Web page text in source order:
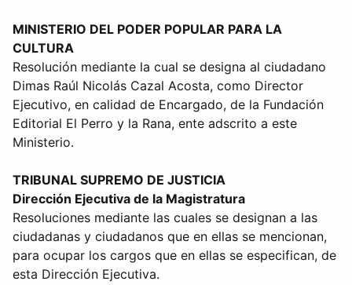
MINISTERIO DEL PODER POPULAR PARA LA
CULTURA
Resolución mediante la cual se designa al ciudadano
Dimas Raúl Nicolás Cazal Acosta, como Director
Ejecutivo, en calidad de Encargado, de la Fundación
Editorial El Perro y la Rana, ente adscrito a este
Ministerio.
TRIBUNAL SUPREMO DE JUSTICIA
Dirección Ejecutiva de la Magistratura
Resoluciones mediante las cuales se designan a las
ciudadanas y ciudadanos que en ellas se mencionan,
para ocupar los cargos que en ellas se especifican, de
esta Dirección Ejecutiva.